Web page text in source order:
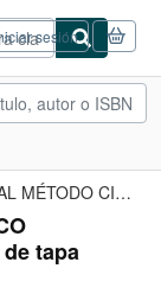
sesión
INICIACIÓN AL MÉTODO CIENTÍFICO EXPERIMENTAL.
tapa